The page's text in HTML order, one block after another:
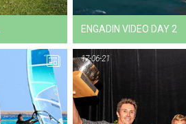
ENGADIN VIDEO DAY 2
17-06-21